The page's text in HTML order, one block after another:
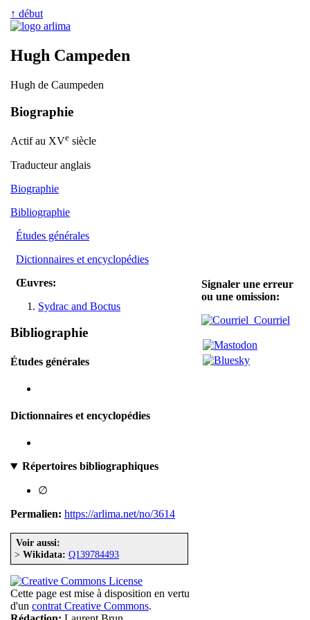
↑ début
Hugh Campeden
Hugh de Caumpeden
Biographie
Actif au XVe siècle
Traducteur anglais
Biographie
Bibliographie
Études générales
Dictionnaires et encyclopédies
Œuvres:
Sydrac and Boctus
Bibliographie
Études générales
Dictionnaires et encyclopédies
Répertoires bibliographiques
∅
Permalien: https://arlima.net/no/3614
Voir aussi:
> Wikidata: Q139784493
Cette page est mise à disposition en vertu
d'un contrat Creative Commons.
Signaler une erreur
ou une omission:
Courriel